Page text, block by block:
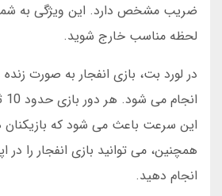
ضریب مشخص دارد. این ویژگی به
لحظه مناسب خارج شوید.
در لورد بت، بازی انفجار به صورت
این سرعت باعث می شود که بازیکنان
همچنین، می توانید بازی انفجار را
انجام دهید.